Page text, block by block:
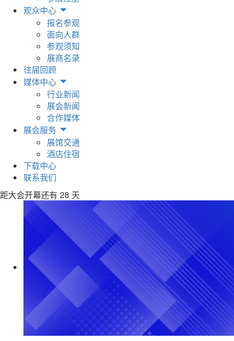
观众中心
报名参观
面向人群
参观须知
展商名录
往届回顾
媒体中心
行业新闻
展会新闻
合作媒体
展会服务
展馆交通
酒店住宿
下载中心
联系我们
距大会开幕还有 28 天